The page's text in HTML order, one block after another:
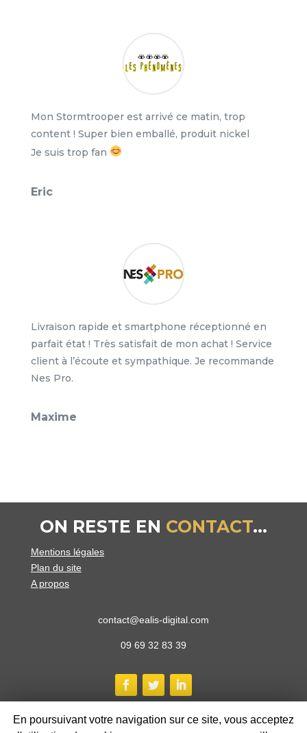
Mon Stormtrooper est arrivé ce matin, trop
content ! Super bien emballé, produit nickel
Je suis trop fan
Eric
Livraison rapide et smartphone réceptionné en
parfait état ! Très satisfait de mon achat ! Service
client à l’écoute et sympathique. Je recommande
Nes Pro.
Maxime
ON RESTE EN CONTACT...
Mentions légales
Plan du site
A propos
contact@ealis-digital.com
09 69 32 83 39
En poursuivant votre navigation sur ce site, vous acceptez